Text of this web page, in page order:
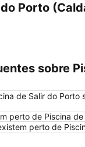
Porto
sobre
de Salir do Porto
perto de Piscina
perto de